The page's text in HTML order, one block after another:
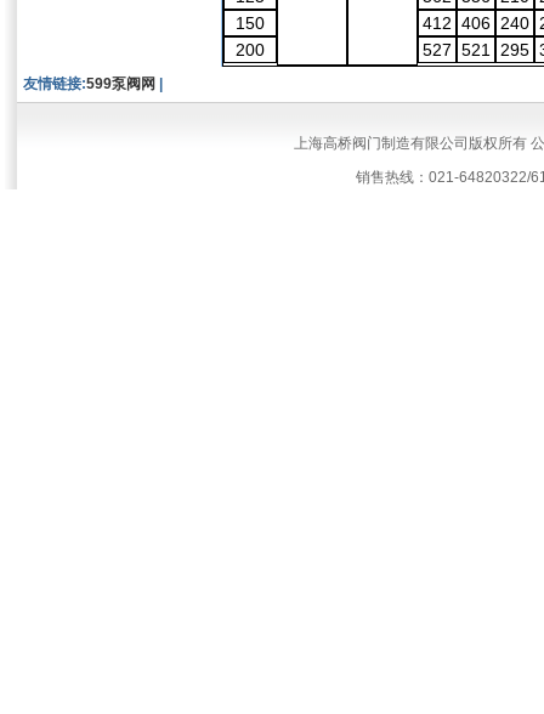
150
412 406 240
200
527 521 295
友情链接:599泵阀网
上海高桥阀门制造有限公司版权所有
销售热线：021-64820322/